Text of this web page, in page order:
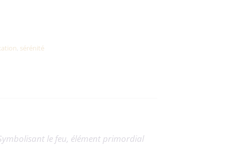
sérénité
le feu, élément primordial